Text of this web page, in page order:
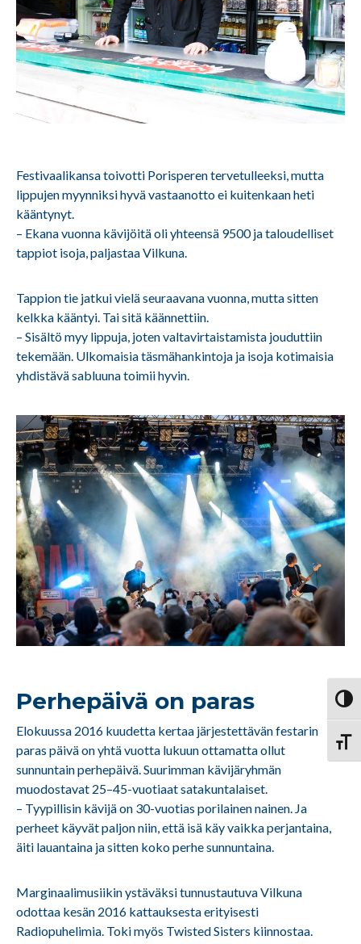
Festivaalikansa toivotti Porisperen tervetulleeksi, mutta
lippujen myynniksi hyvä vastaanotto ei kuitenkaan heti
kääntynyt.
– Ekana vuonna kävijöitä oli yhteensä 9500 ja taloudelliset
tappiot isoja, paljastaa Vilkuna.
Tappion tie jatkui vielä seuraavana vuonna, mutta sitten
kelkka kääntyi. Tai sitä käännettiin.
– Sisältö myy lippuja, joten valtavirtaistamista jouduttiin
tekemään. Ulkomaisia täsmähankintoja ja isoja kotimaisia
yhdistävä sabluuna toimii hyvin.
Perhepäivä on paras
Elokuussa 2016 kuudetta kertaa järjestettävän festarin
paras päivä on yhtä vuotta lukuun ottamatta ollut
sunnuntain perhepäivä. Suurimman kävijäryhmän
muodostavat 25–45-vuotiaat satakuntalaiset.
– Tyypillisin kävijä on 30-vuotias porilainen nainen. Ja
perheet käyvät paljon niin, että isä käy vaikka perjantaina,
äiti lauantaina ja sitten koko perhe sunnuntaina.
Marginaalimusiikin ystäväksi tunnustautuva Vilkuna
odottaa kesän 2016 kattauksesta erityisesti
Radiopuhelimia. Toki myös Twisted Sisters kiinnostaa.